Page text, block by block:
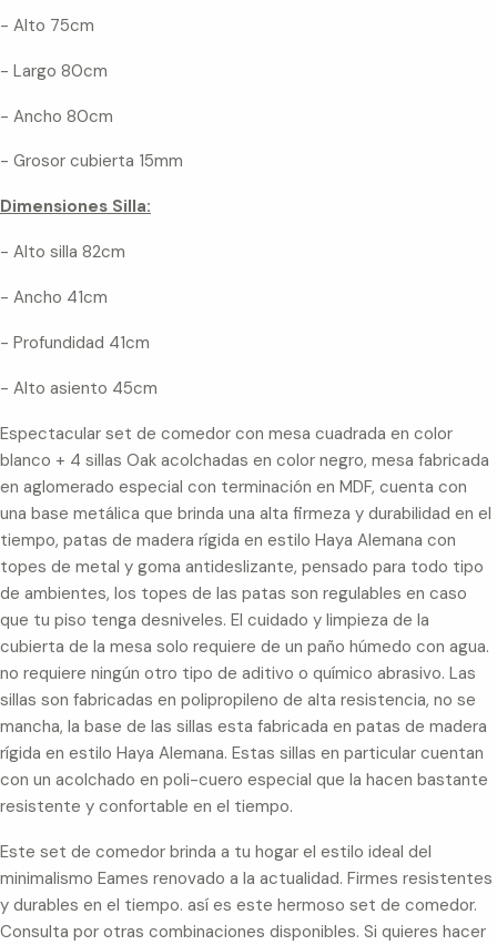
- Alto 75cm
- Largo 80cm
- Ancho 80cm
- Grosor cubierta 15mm
Dimensiones Silla:
- Alto silla 82cm
- Ancho 41cm
- Profundidad 41cm
- Alto asiento 45cm
Espectacular set de comedor con mesa cuadrada en color
blanco + 4 sillas Oak acolchadas en color negro, mesa fabricada
en aglomerado especial con terminación en MDF, cuenta con
una base metálica que brinda una alta firmeza y durabilidad en el
tiempo, patas de madera rígida en estilo Haya Alemana con
topes de metal y goma antideslizante, pensado para todo tipo
de ambientes, los topes de las patas son regulables en caso
que tu piso tenga desniveles. El cuidado y limpieza de la
cubierta de la mesa solo requiere de un paño húmedo con agua.
no requiere ningún otro tipo de aditivo o químico abrasivo. Las
sillas son fabricadas en polipropileno de alta resistencia, no se
mancha, la base de las sillas esta fabricada en patas de madera
rígida en estilo Haya Alemana. Estas sillas en particular cuentan
con un acolchado en poli-cuero especial que la hacen bastante
resistente y confortable en el tiempo.
Este set de comedor brinda a tu hogar el estilo ideal del
minimalismo Eames renovado a la actualidad. Firmes resistentes
y durables en el tiempo. así es este hermoso set de comedor.
Consulta por otras combinaciones disponibles. Si quieres hacer